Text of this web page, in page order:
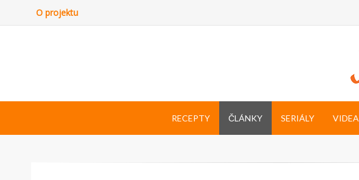
O projektu
RECEPTY ČLÁNKY SERIÁLY VIDEA